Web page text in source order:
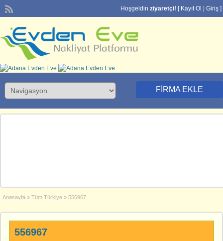
Hoşgeldin ziyaretçi! [ Kayıt Ol Giriş ]
FIRMA EKLE
Anasayfa » Tüm Türkiye » 556967
556967